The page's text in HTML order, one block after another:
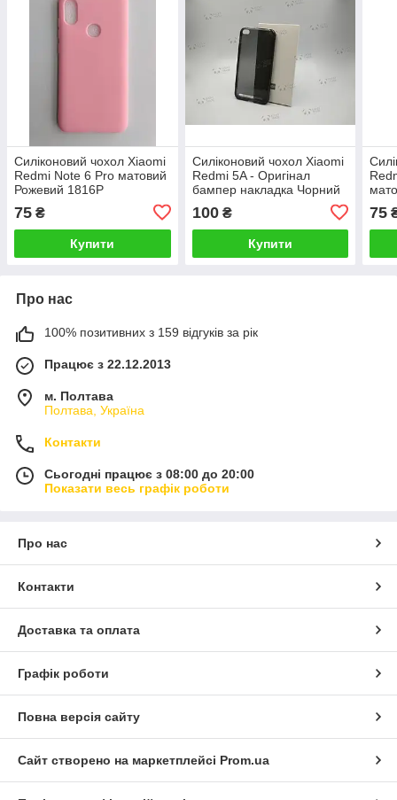
Силіконовий чохол Xiaomi
Redmi Note 6 Pro матовий
Рожевий 1816P
75 ₴
Купити
Силіконовий чохол Xiaomi
Redmi 5A - Оригінал
бампер накладка Чорний
100₴
Купити
75
Про нас
100% позитивних з 159 відгуків за рік
Працює з 22.12.2013
м. Полтава
Полтава, Україна
Контакти
Сьогодні працює з 08:00 до 20:00
Показати весь графік роботи
Про нас
Контакти
Доставка та оплата
Графік роботи
Повна версія сайту
Сайт створено на маркетплейсі Prom.ua